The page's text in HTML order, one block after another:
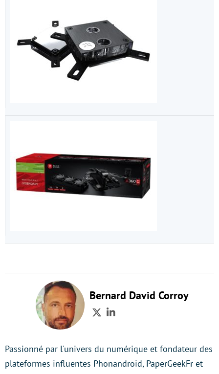
Bernard David Corroy
TwitterLinkedIn
Passionné par l'univers du numérique et fondateur des
plateformes influentes Phonandroid, PaperGeekFr et